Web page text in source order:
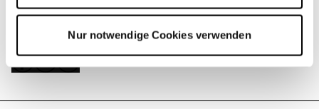
Nur notwendige Cookies verwenden
Veröffentlicht am: